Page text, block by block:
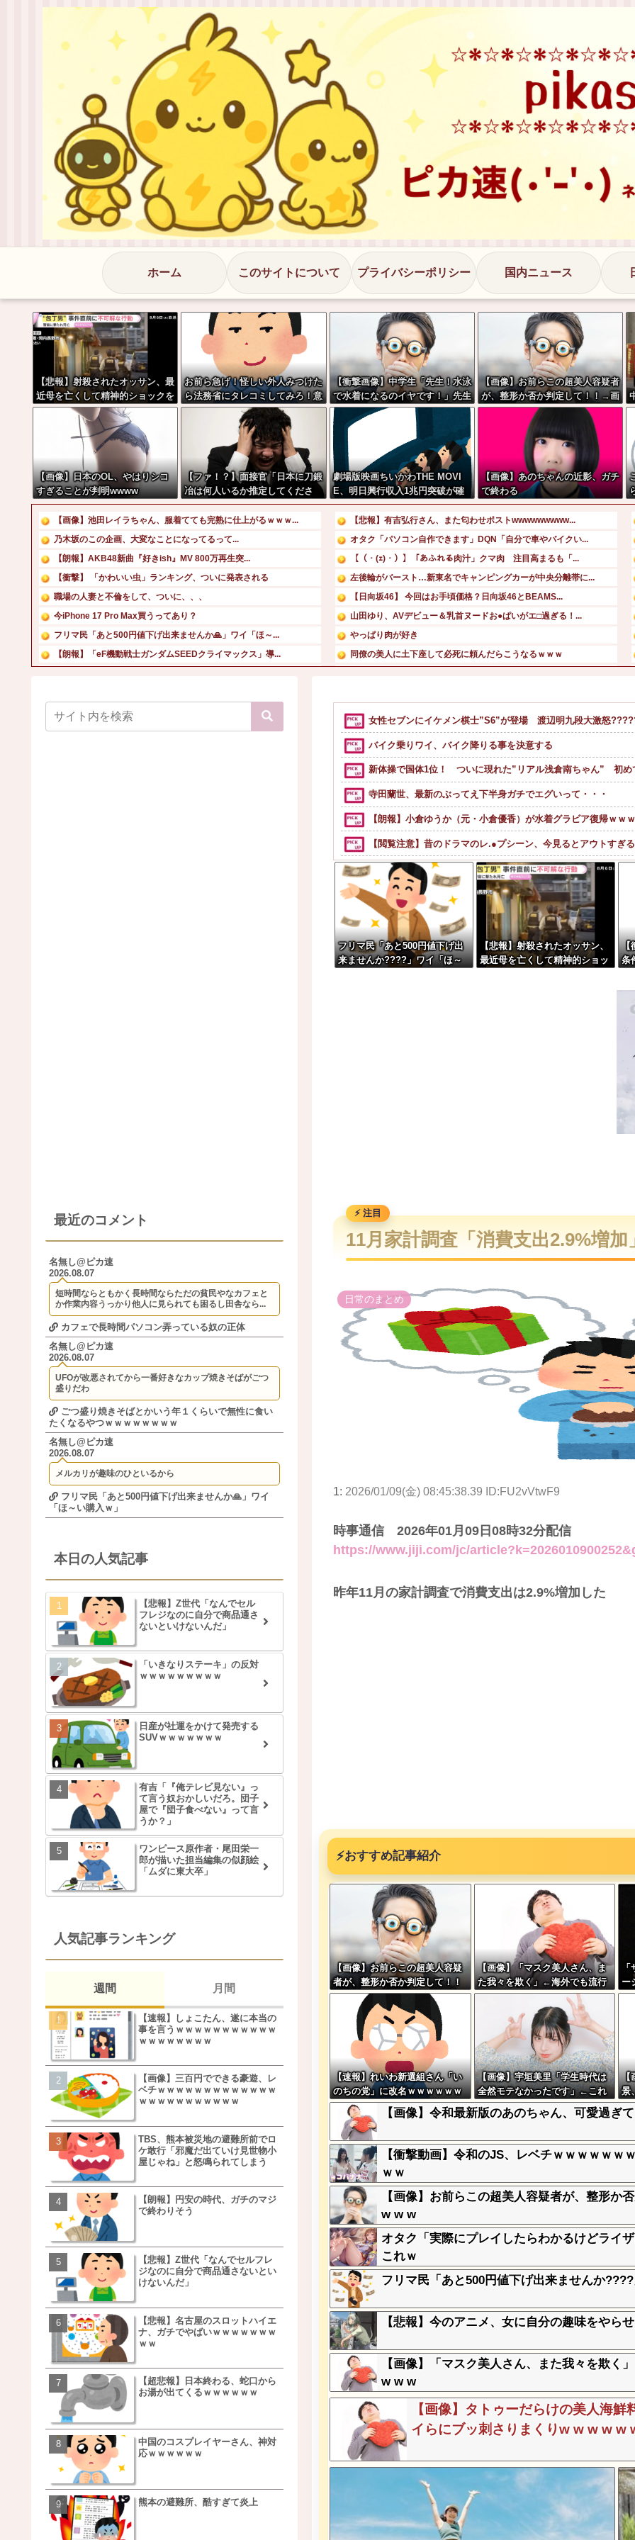
ホーム このサイトについて プライバシーポリシー 国内ニュース
【悲報】射殺されたオッサン、最
近母を亡くして精神的ショックを
受けていたと判明・・・
お前ら急げ！怪しい外人みつけた
ら法務省にタレコミしてみろ！意
外と仕事するぞ？
【衝撃画像】中学生「先生！水泳
で水着になるのイヤです！」先生
「分かった」→結果まさかの『こ
う』なってしまうw w w w w w
w
【画像】お前らこの超美人容疑者
が、整形か否か判定して！！→画
像がこちらw w w w w w w w w
【画像】日本のOL、やはりシコ
すぎることが判明wwww
【ファ！？】面接官「日本に刀鍛
冶は何人いるか推定してくださ
い」 俺「188人です」 面接官
「どういう風に考えましたか？」
俺「知ってました」→この後
『こう』なったんだがマジで納得
いかない！！！！！
劇場版映画ちいかわTHE MOVI
E、明日興行収入1兆円突破が確
実にｗｗｗｗｗｗｗｗｗｗｗｗｗ
【画像】あのちゃんの近影、ガチ
で終わる
【画像】池田レイラちゃん、服着てても完熟に仕上がるｗｗｗ...
乃木坂のこの企画、大変なことになってるって...
【朗報】AKB48新曲『好きish』MV 800万再生突...
【衝撃】 「かわいい虫」ランキング、ついに発表される
職場の人妻と不倫をして、ついに、、、
今iPhone 17 Pro Max買うってあり？
フリマ民「あと500円値下げ出来ませんか🙏」ワイ「ほ～...
【朗報】「eF機動戦士ガンダムSEEDクライマックス」導...
上原多香子(14)の胸、エチすぎる
【動画】長濱ねるさん、乳放り出してシコらせにきてしまうｗ
【悲報】有吉弘行さん、また匂わせポストwwwwwwwww...
オタク「パソコン自作できます」DQN「自分で車やバイクい...
【（・(ｪ)・）】「あふれる肉汁」クマ肉 注目高まるも「...
左後輪がバースト…新東名でキャンピングカーが中央分離帯に...
【日向坂46】 今回はお手頃価格？日向坂46とBEAMS...
山田ゆり、AVデビュー＆乳首ヌードお●ぱいがエ□過ぎる！...
やっぱり肉が好き
同僚の美人に土下座して必死に頼んだらこうなるｗｗｗ
【急募】「みんな仕事帰りに家で何してんの？」←これ・・・...
愛煙家・岸谷蘭丸「喫煙者の権利がマジで侵害されてる」と私...
女性セブンにイケメン棋士”S6”が登場 渡辺明九段大激怒
バイク乗りワイ、バイク降りる事を決意する
新体操で国体1位！ ついに現れた”リアル浅倉南ちゃん” 初め
寺田蘭世、最新のぶってえ下半身ガチでエグいって・・・
【朗報】小倉ゆうか（元・小倉優香）が水着グラビア復帰ｗｗ
【閲覧注意】昔のドラマのレ.●プシーン、今見るとアウトすぎ
岡田斗司夫「人間の本音としてブサイクを見たら不愉快になる
【画像】洋服の青山、空調ウェアを発売ｗｗｗｗｗｗｗｗｗｗ
ごつ盛り焼きそばとかいう年１くらいで無性に食いたくなるや
【速報】ルフィの幹部、懲役20年に決定する←コレは妥当か？
【爆笑動画】ママさん「新しい洗濯機買って1発目に回したら
【動画】地震発生時の熊本総合病院の手術室の様子が(((ﾟДﾟ)))
【動画】ロシアの空挺兵、パラシュートが開かずに墜落してし
フリマ民「あと500円値下げ出
来ませんか????」ワイ「ほ～
【悲報】射殺されたオッサン、
最近母を亡くして精神的ショッ
【
条
11月家計調査「消費支出2.9%増加
日常のまとめ
1: 2026/01/09(金) 08:45:38.39 ID:FU2vVtwF9
時事通信 2026年01月09日08時32分配信
https://www.jiji.com/jc/
昨年11月の家計調査で消費支出は2.9%増加した
⚡おすすめ記事紹介
【画像】お前らこの超美人容疑
者が、整形か否か判定して！！
→画像がこちらw w w w w w w
w w w
【画像】「マスク美人さん、ま
た我々を欺く」←海外でも流行
りだした結果がこちらw w w w
ー
ｗ
【速報】れいわ新選組さん「い
のちの党」に改名ｗｗｗｗｗｗ
ｗｗ
【画像】宇垣美里「学生時代は
全然モテなかったです」←これ
ほんまかぁ？w w w w w w w w
【
景
w
【画像】令和最新版のあのちゃん、可愛過
【衝撃動画】令和のJS、レベチｗｗｗｗｗ
ｗｗ
【画像】お前らこの超美人容疑者が、整形
w w w
オタク「実際にプレイしたらわかるけどライ
これｗ
フリマ民「あと500円値下げ出来ませんか
【悲報】今のアニメ、女に自分の趣味をやら
【画像】「マスク美人さん、また我々を欺
w w w
【画像】タトゥーだらけの美人海
イらにブッ刺さりまくりw w w w w
最近のコメント
名無し@ピカ速
2026.08.07
短時間ならともかく長時間ならただの貧民やなカフェと
か作業内容うっかり他人に見られても困るし田舎なら...
カフェで長時間パソコン弄っている奴の正体
名無し@ピカ速
2026.08.07
UFOが改悪されてから一番好きなカップ焼きそばがごつ
盛りだわ
ごつ盛り焼きそばとかいう年１くらいで無性に食い
たくなるやつｗｗｗｗｗｗｗｗ
名無し@ピカ速
2026.08.07
メルカリが趣味のひといるから
フリマ民「あと500円値下げ出来ませんか🙏」ワイ
「ほ～い購入ｗ」
本日の人気記事
【悲報】Z世代「なんでセル
フレジなのに自分で商品通さ
ないといけないんだ」
「いきなりステーキ」の反対
ｗｗｗｗｗｗｗｗｗ
日産が社運をかけて発売する
SUVｗｗｗｗｗｗｗ
有吉「『俺テレビ見ない』っ
て言う奴おかしいだろ。団子
屋で『団子食べない』って言
うか？」
ワンピース原作者・尾田栄一
郎が描いた担当編集の似顔絵
「ムダに東大卒」
人気記事ランキング
週間
【速報】しょこたん、遂に本当の
事を言うｗｗｗｗｗｗｗｗｗｗｗ
ｗｗｗｗｗｗｗｗ
【画像】三百円でできる豪遊、レ
ベチｗｗｗｗｗｗｗｗｗｗｗｗｗ
ｗｗｗｗｗｗｗｗｗｗｗ
TBS、熊本被災地の避難所前でロ
ケ敢行「邪魔だ出ていけ見世物小
屋じゃね」と怒鳴られてしまう
【朗報】円安の時代、ガチのマジ
で終わりそう
【悲報】Z世代「なんでセルフレ
ジなのに自分で商品通さないとい
けないんだ」
【悲報】名古屋のスロットハイエ
ナ、ガチでやばいｗｗｗｗｗｗｗ
ｗｗ
【超悲報】日本終わる、蛇口から
お湯が出てくるｗｗｗｗｗｗ
中国のコスプレイヤーさん、神対
応ｗｗｗｗｗｗ
熊本の避難所、酷すぎて炎上
月間
松本若菜(42歳)とかいう突然現れ
た美人おばさん女優ｗｗｗｗｗｗ
ｗ
鬼越トマホーク良ちゃん、吉本を
事実上のクビにｗｗｗ
【画像】キモいオジサンが着てる
服一覧がこちらｗｗｗｗｗｗｗｗ
ｗ
【速報】しょこたん、遂に本当の
事を言うｗｗｗｗｗｗｗｗｗｗｗ
【朗報】NOギルティ炭酸、登場
ｗｗｗｗｗｗｗｗｗｗｗｗ
【画像】例の梨を5000個失った農
家さん、少し流れが変わってくる
【悲報】日本、ついに駅そばの値
段が限界突破ｗｗｗｗｗｗｗｗｗ
【悲報】すき家、炎上ｗｗｗｗｗ
ｗｗｗｗｗｗｗｗｗｗｗｗｗｗｗ
【画像】三百円でできる豪遊、レ